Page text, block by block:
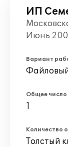
ИП
Июнь
Вариант
Общее число
1
Количество
Толстый